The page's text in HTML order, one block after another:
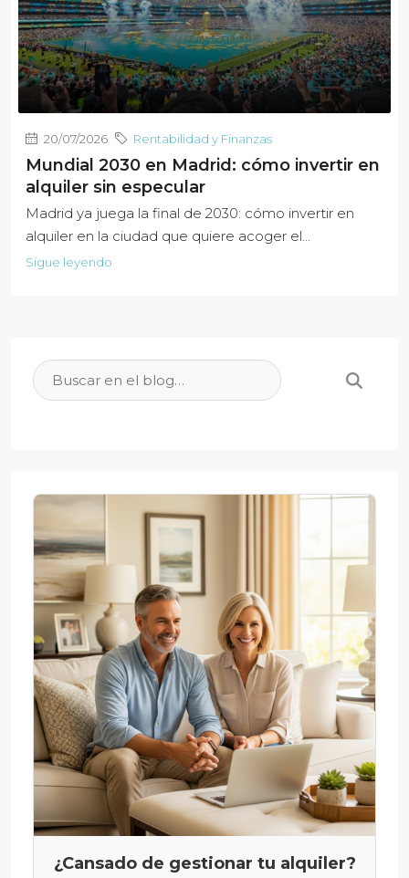
20/07/2026 Rentabilidad y Finanzas
Mundial 2030 en Madrid: cómo invertir en
alquiler sin especular
Madrid ya juega la final de 2030: cómo invertir en
alquiler en la ciudad que quiere acoger el...
Sigue leyendo
¿Cansado de gestionar tu alquiler?